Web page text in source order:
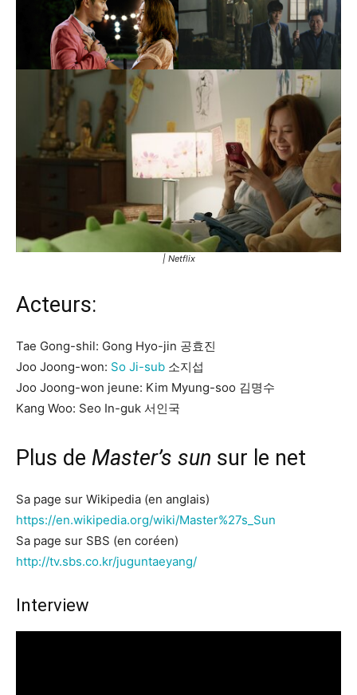
| Netflix
Acteurs:
Tae Gong-shil: Gong Hyo-jin 공효진
Joo Joong-won: So Ji-sub 소지섭
Joo Joong-won jeune: Kim Myung-soo 김명수
Kang Woo: Seo In-guk 서인국
Plus de Master’s sun sur le net
Sa page sur Wikipedia (en anglais)
https://en.wikipedia.org/wiki/Master%27s_Sun
Sa page sur SBS (en coréen)
http://tv.sbs.co.kr/juguntaeyang/
Interview